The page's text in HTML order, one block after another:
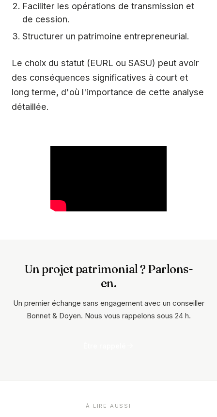
Faciliter les opérations de transmission et
de cession.
Structurer un patrimoine entrepreneurial.
Le choix du statut (EURL ou SASU) peut avoir
des conséquences significatives à court et
long terme, d'où l'importance de cette analyse
détaillée.
Un projet patrimonial ? Parlons-
en.
Un premier échange sans engagement avec un conseiller
Bonnet & Doyen. Nous vous rappelons sous 24 h.
À LIRE AUSSI